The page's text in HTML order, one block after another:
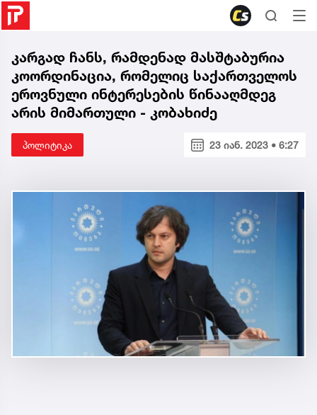
კარგად ჩანს, რამდენად მასშტაბურია
კოორდინაცია, რომელიც საქართველოს
ეროვნული ინტერესების წინააღმდეგ
არის მიმართული - კობახიძე
პოლიტიკა 23 იან. 2023 • 6:27